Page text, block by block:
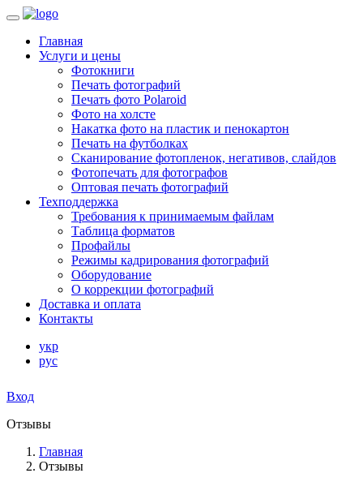
Главная
Услуги и цены
Фотокниги
Печать фотографий
Печать фото Polaroid
Фото на холсте
Накатка фото на пластик и пенокартон
Печать на футболках
Сканирование фотопленок, негативов, слайдов
Фотопечать для фотографов
Оптовая печать фотографий
Техподдержка
Требования к принимаемым файлам
Таблица форматов
Профайлы
Режимы кадрирования фотографий
Оборудование
О коррекции фотографий
Доставка и оплата
Контакты
укр
рус
Вход
Отзывы
Главная
Отзывы